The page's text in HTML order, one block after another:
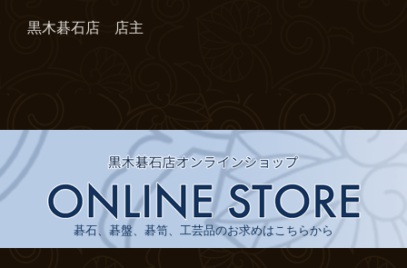
黒木碁石店 店主
碁石、碁盤、碁笥、工芸品のお求めはこちらから